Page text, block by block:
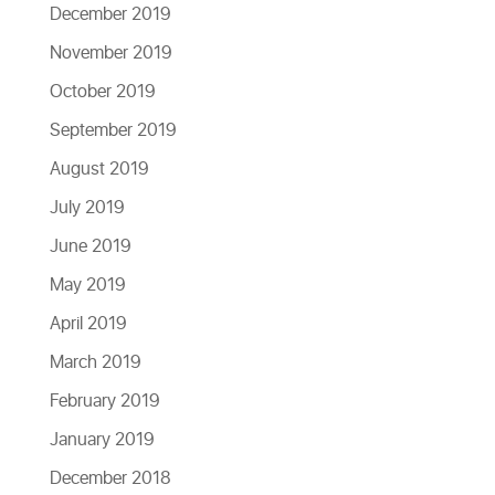
December 2019
November 2019
October 2019
September 2019
August 2019
July 2019
June 2019
May 2019
April 2019
March 2019
February 2019
January 2019
December 2018